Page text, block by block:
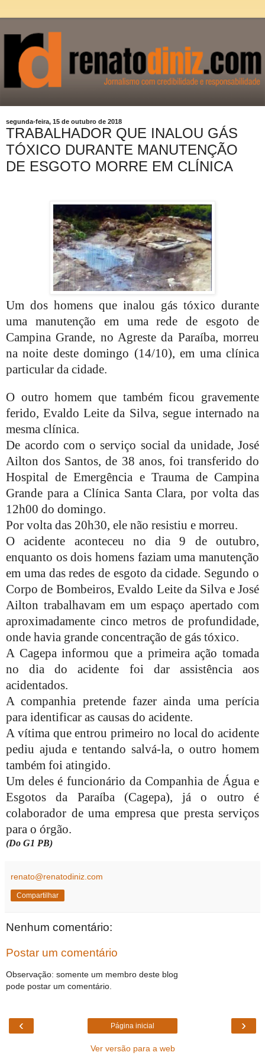
segunda-feira, 15 de outubro de 2018
TRABALHADOR QUE INALOU GÁS
TÓXICO DURANTE MANUTENÇÃO
DE ESGOTO MORRE EM CLÍNICA
Um dos homens que inalou gás tóxico durante
uma manutenção em uma rede de esgoto de
Campina Grande, no Agreste da Paraíba, morreu
na noite deste domingo (14/10), em uma clínica
particular da cidade.
O outro homem que também ficou gravemente
ferido, Evaldo Leite da Silva, segue internado na
mesma clínica.
De acordo com o serviço social da unidade, José
Ailton dos Santos, de 38 anos, foi transferido do
Hospital de Emergência e Trauma de Campina
Grande para a Clínica Santa Clara, por volta das
12h00 do domingo.
Por volta das 20h30, ele não resistiu e morreu.
O acidente aconteceu no dia 9 de outubro,
enquanto os dois homens faziam uma manutenção
em uma das redes de esgoto da cidade. Segundo o
Corpo de Bombeiros, Evaldo Leite da Silva e José
Ailton trabalhavam em um espaço apertado com
aproximadamente cinco metros de profundidade,
onde havia grande concentração de gás tóxico.
A Cagepa informou que a primeira ação tomada
no dia do acidente foi dar assistência aos
acidentados.
A companhia pretende fazer ainda uma perícia
para identificar as causas do acidente.
A vítima que entrou primeiro no local do acidente
pediu ajuda e tentando salvá-la, o outro homem
também foi atingido.
Um deles é funcionário da Companhia de Água e
Esgotos da Paraíba (Cagepa), já o outro é
colaborador de uma empresa que presta serviços
para o órgão.
(Do G1 PB)
renato@renatodiniz.com
Compartilhar
Nenhum comentário:
Postar um comentário
Observação: somente um membro deste blog
pode postar um comentário.
‹ ›
Página inicial
Ver versão para a web